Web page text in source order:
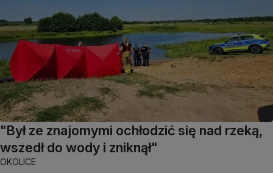
"Był ze znajomymi ochłodzić się nad rzeką,
wszedł do wody i zniknął"
OKOLICE